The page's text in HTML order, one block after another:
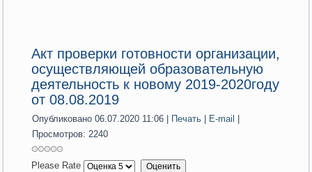
Акт проверки готовности организации,
осуществляющей образовательную
деятельность к новому 2019-2020году
от 08.08.2019
Опубликовано 06.07.2020 11:06 Печать E-mail
Просмотров: 2240
Please Rate